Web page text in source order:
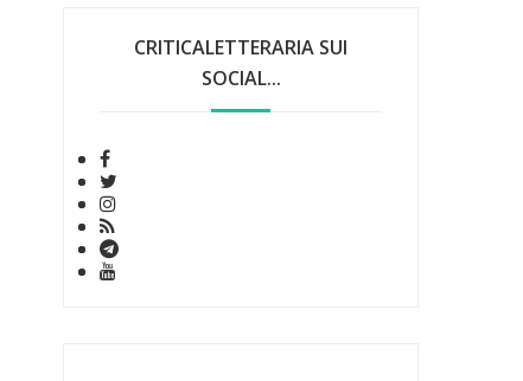
CRITICALETTERARIA SUI
SOCIAL...